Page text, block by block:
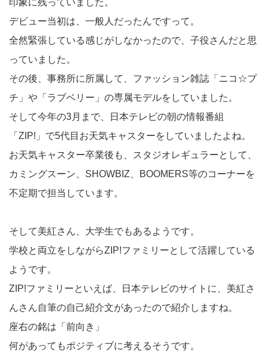
デビュー当初は、一般人だったんですって。
全然緊張している感じがしなかったので、子役さんだと思
っていました。
その後、事務所に所属して、ファッション雑誌「ニコ☆プ
チ」や「ラブベリー」の専属モデルをしていました。
そして今年の3月まで、日本テレビの朝の情報番組
「ZIP!」で5代目お天気キャスターをしていましたよね。
お天気キャスター卒業後も、スタジオレギュラーとして、
カミングスーン、SHOWBIZ、BOOMERS等のコーナーを
不定期で担当しています。
そして美紅さん、大学生でもあるようです。
学校と両立をしながらZIP!ファミリーとして活躍している
ようです。
ZIP!ファミリーといえば、日本テレビのサイトに、美紅さ
んさん自筆の自己紹介文があったので紹介しますね。
座右の銘は「前向き」
何があってもポジティブに考えるそうです。